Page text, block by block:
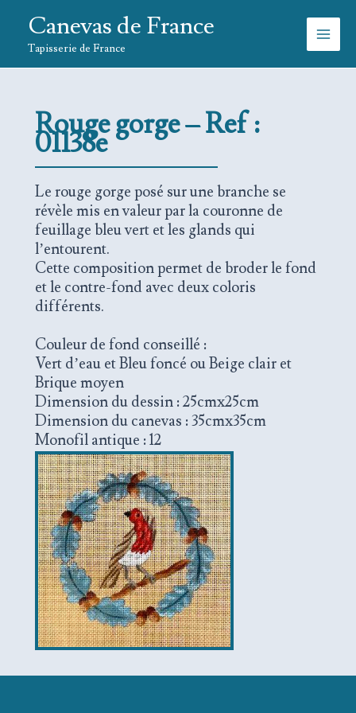
contenu
Canevas de France
Tapisserie de France
Rouge gorge – Ref :
01138e
Le rouge gorge posé sur une branche se
révèle mis en valeur par la couronne de
feuillage bleu vert et les glands qui
l’entourent.
Cette composition permet de broder le fond
et le contre-fond avec deux coloris
différents.
Couleur de fond conseillé :
Vert d’eau et Bleu foncé ou Beige clair et
Brique moyen
Dimension du dessin : 25cmx25cm
Dimension du canevas : 35cmx35cm
Monofil antique : 12